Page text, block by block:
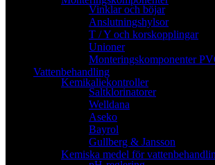
Vinklar och böjar
Anslutningshylsor
T / Y och korskopplingar
Unioner
Monteringskomponenter
Vattenbehandling
Kemikaliekontroller
Saltklorinatorer
Welldana
Aseko
Bayrol
Gullberg & Jansson
Kemiska medel för